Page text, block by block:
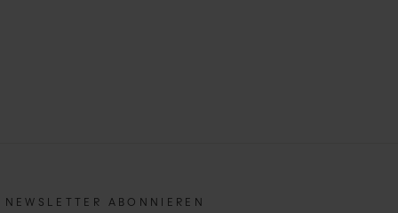
NEWSLETTER ABONNIEREN